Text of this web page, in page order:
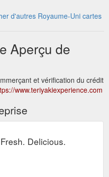
d'autres Royaume-Uni cartes
Aperçu de
et vérification du crédit
www.teriyakiexperience.com
Delicious.